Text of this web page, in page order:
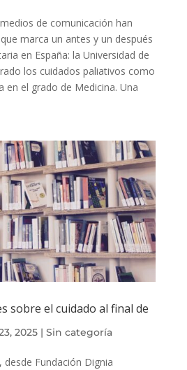
de comunicación han
marca un antes y un después
en España: la Universidad de
los cuidados paliativos como
en el grado de Medicina. Una
sobre el cuidado al final de
2025| Sin categoría
desde Fundación Dignia